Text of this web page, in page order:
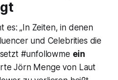
es:„In Zeiten, in denen
und Celebrities die
#unfollowme ein
Jörn Menge von Laut